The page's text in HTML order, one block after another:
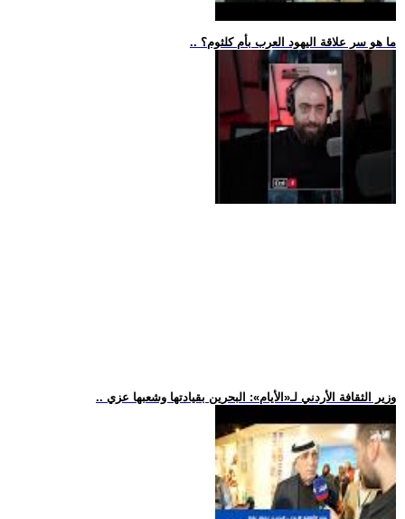
.. ما هو سر علاقة اليهود العرب بأم كلثوم؟
.. وزير الثقافة الأردني لـ«الأيام»: البحرين بقيادتها وشعبها عزي